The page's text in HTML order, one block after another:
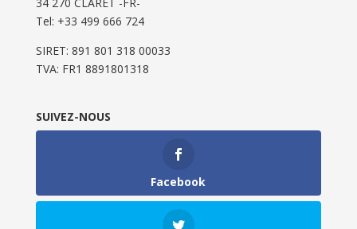
34 270 CLARET -FR-
Tel: ‭+33 499 666 724‬
SIRET: 891 801 318 00033
TVA: FR1 8891801318
SUIVEZ-NOUS
Facebook